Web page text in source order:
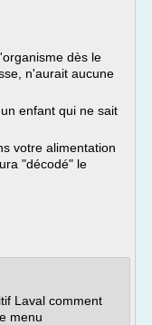
dès le
n'aurait aucune
enfant qui ne sait
votre alimentation
"décodé" le
Laval comment
menu